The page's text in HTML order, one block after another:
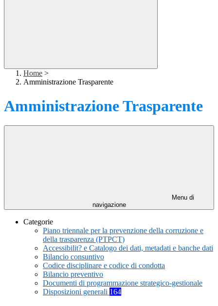
Home >
Amministrazione Trasparente
Amministrazione Trasparente
Menu di
navigazione
Categorie
Piano triennale per la prevenzione della corruzione e
della trasparenza (PTPCT)
Accessibilit? e Catalogo dei dati, metadati e banche dati
Bilancio consuntivo
Codice disciplinare e codice di condotta
Bilancio preventivo
Documenti di programmazione strategico-gestionale
Disposizioni generali 164